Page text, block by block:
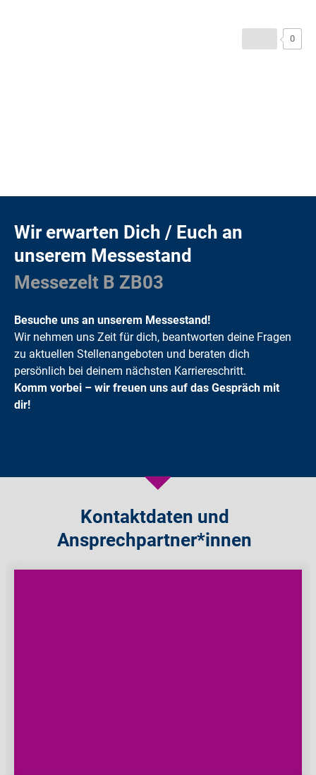
0
Wir erwarten Dich / Euch an
unserem Messestand
Messezelt B ZB03
Besuche uns an unserem Messestand!
Wir nehmen uns Zeit für dich, beantworten deine Fragen
zu aktuellen Stellenangeboten und beraten dich
persönlich bei deinem nächsten Karriereschritt.
Komm vorbei – wir freuen uns auf das Gespräch mit
dir!
Kontaktdaten und
Ansprechpartner*innen